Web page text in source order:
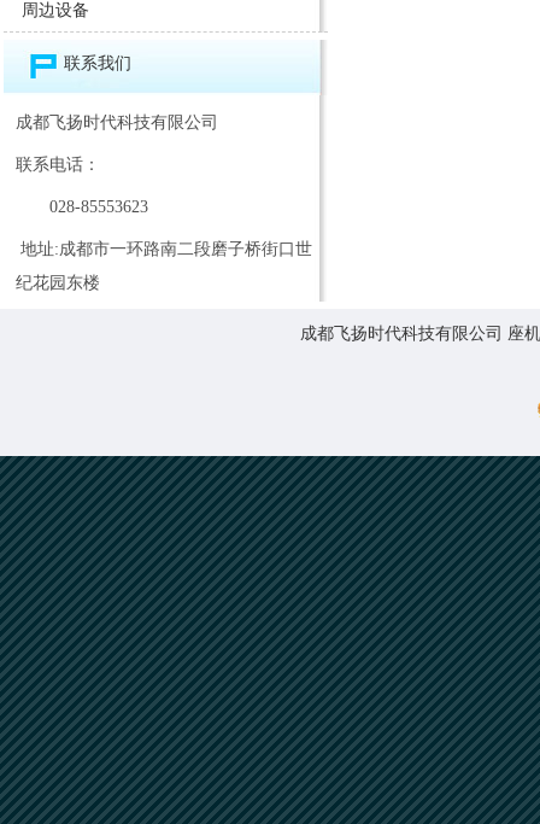
周边设备
联系我们
成都飞扬时代科技有限公司
联系电话：
028-85553623
地址:成都市一环路南二段磨子桥街口世
纪花园东楼
成都飞扬时代科技有限公司 座